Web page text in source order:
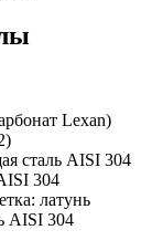
Lexan)
сталь AISI 304
304
латунь
AISI 304